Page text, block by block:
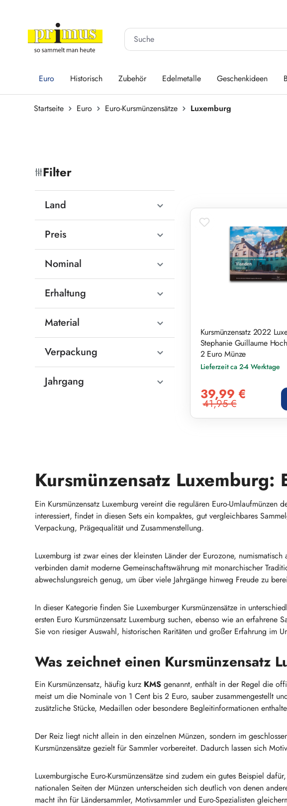
Euro Historisch Zubehör Edelmetalle Geschenkideen
Startseite Euro Euro-Kursmünzensätze Luxemburg
Filter
Land
Preis
Nominal
Erhaltung
Material
Verpackung
Jahrgang
Kursmünzensatz 2022
Stephanie Guillaume
2 Euro Münze
Lieferzeit ca 2-4 Werktage
39,99 €
Regulärer Preis:
41,95 €
Kursmünzensatz
Ein Kursmünzensatz Luxemburg vereint die regulären Euro-
interessiert, findet in diesen Sets ein kompaktes, gut vergleichbares
Verpackung, Prägequalität und Zusammenstellung.
Luxemburg ist zwar eines der kleinsten Länder der Eurozone,
verbinden damit moderne Gemeinschaftswährung mit monarchischer
abwechslungsreich genug, um über viele Jahrgänge hinweg Freude zu
In dieser Kategorie finden Sie Luxemburger Kursmünzensätze in
ersten Euro Kursmünzensatz Luxemburg suchen, ebenso wie an
Sie von riesiger Auswahl, historischen Raritäten und großer Erfahrung im
Was zeichnet einen Kursmünzensatz
Ein Kursmünzensatz, häufig kurz KMS genannt, enthält in der Regel die
meist um die Nominale von 1 Cent bis 2 Euro, sauber zusammengestellt
zusätzliche Stücke, Medaillen oder besondere Begleitinformationen
Der Reiz liegt nicht allein in den einzelnen Münzen, sondern im
Kursmünzensätze gezielt für Sammler vorbereitet. Dadurch lassen sich
Luxemburgische Euro-Kursmünzensätze sind zudem ein gutes Beispiel
nationalen Seiten der Münzen unterscheiden sich deutlich von denen
macht ihn für Ländersammler, Motivsammler und Euro-Spezialisten